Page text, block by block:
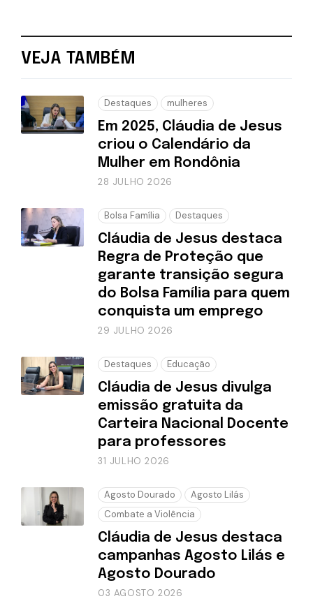
VEJA TAMBÉM
Destaques mulheres
Em 2025, Cláudia de Jesus
criou o Calendário da
Mulher em Rondônia
28 JULHO 2026
Bolsa Família Destaques
Cláudia de Jesus destaca
Regra de Proteção que
garante transição segura
do Bolsa Família para quem
conquista um emprego
29 JULHO 2026
Destaques Educação
Cláudia de Jesus divulga
emissão gratuita da
Carteira Nacional Docente
para professores
31 JULHO 2026
Agosto Dourado
Agosto Lilás
Combate a Violência
Cláudia de Jesus destaca
campanhas Agosto Lilás e
Agosto Dourado
03 AGOSTO 2026